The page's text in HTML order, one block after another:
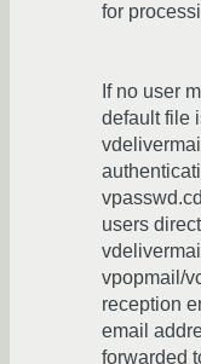
for
If no user
default file
users
vpopmail/
reception
email
forwarded